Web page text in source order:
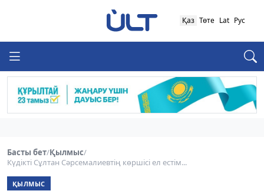
Қаз Төте Lat Рус
Басты бет/Қылмыс/
Күдікті Сұлтан Сәрсемалиевтің көршісі ел естім...
ҚЫЛМЫС